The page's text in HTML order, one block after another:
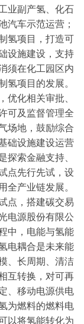
业副产氢、化石
汽车示范运营；
氢项目，打造可
设施建设，支持
须在化工园区内
氢项目的发展。
优化相关审批、
可及监督管理全
场地，鼓励综合
础设施建设运营
探索金融支持、
点先行先试，设
全产业链发展。
点，搭建碳交易
电源股份有限公
中，电能与氢能
电耦合是未来能
、长周期、清洁
互转换，对可再
、移动电源供电
为燃料的燃料电
以将氢能转化为